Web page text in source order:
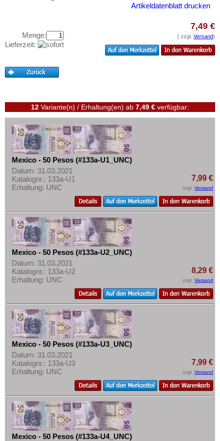
St. Lucia
St. Pierre & Miquelon
Surinam
Uruguay
USA
Venezuela
Kataloge
Aufbewahrung
Gutscheine
Kontakt
Informationen
Preislisten
Ankauf
Erhaltungsgrade
Gratisbanknoten
Mehr über...
Zahlungsbedingungen
Privatsphäre und Datenschutz
Widerrufsbelehrung
Liefer- und Versandkosten
Impressum
Artikeldatenblatt drucken
Menge:
Lieferzeit:
7,49 €
( zzgl. Versand)
12 Variante(n) / Erhaltung(en) ab 7,49 € verfügbar:
Mexico - 50 Pesos (#133a-U1_UNC)
Datum: 31.03.2021
Katalognr.: 133a-U1
Erhaltung: UNC
7,99 €
zzgl. Versand
Mexico - 50 Pesos (#133a-U2_UNC)
Datum: 31.03.2021
Katalognr.: 133a-U2
Erhaltung: UNC
8,29 €
zzgl. Versand
Mexico - 50 Pesos (#133a-U3_UNC)
Datum: 31.03.2021
Katalognr.: 133a-U3
Erhaltung: UNC
7,99 €
zzgl. Versand
Mexico - 50 Pesos (#133a-U4_UNC)